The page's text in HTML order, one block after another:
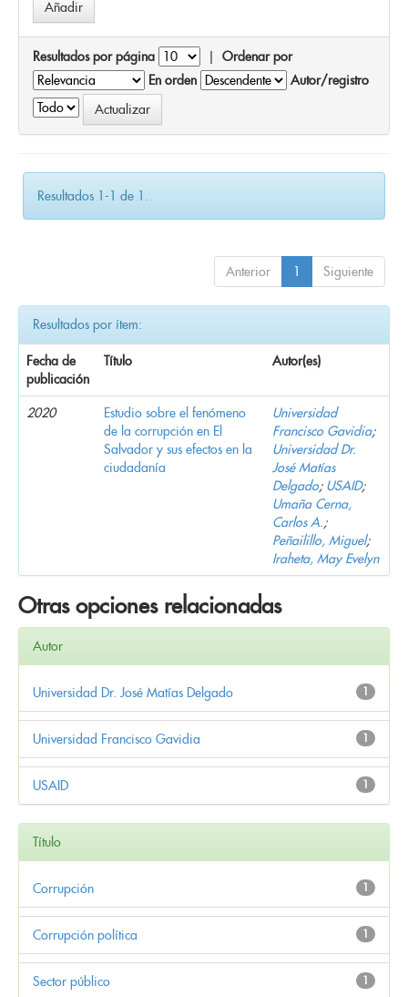
Resultados por página | Ordenar por
En orden
Autor/registro
Resultados 1-1 de 1.
Anterior 1 Siguiente
Resultados por ítem:
Fecha de
publicación
Título Autor(es)
2020
Estudio sobre el fenómeno
de la corrupción en El
Salvador y sus efectos en la
ciudadanía
Universidad
Francisco Gavidia;
Universidad Dr.
José Matías
Delgado; USAID;
Umaña Cerna,
Carlos A.;
Peñailillo, Miguel;
Iraheta, May Evelyn
Otras opciones relacionadas
Autor
1
Universidad Dr. José Matías Delgado
1
Universidad Francisco Gavidia
1
USAID
Título
1
Corrupción
1
Corrupción política
1
Sector público